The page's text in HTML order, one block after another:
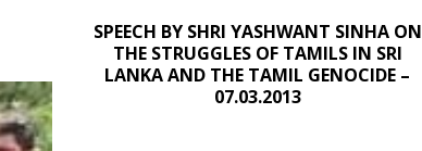
SPEECH BY SHRI YASHWANT SINHA ON
THE STRUGGLES OF TAMILS IN SRI
LANKA AND THE TAMIL GENOCIDE –
07.03.2013